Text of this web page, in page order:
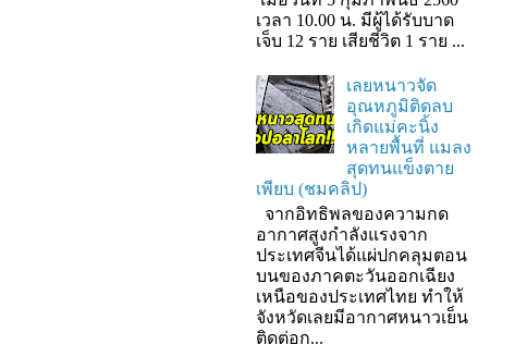
เวลา 10.00 น. มีผู้ได้รับบาด
เจ็บ 12 ราย เสียชีวิต 1 ราย ...
เลยหนาวจัด
อุณหภูมิติดลบ
เกิดแม่คะนิ้ง
หลายพื้นที่ แมลง
สุดทนแข็งตาย
เพียบ (ชมคลิป)
จากอิทธิพลของความกด
อากาศสูงกำลังแรงจาก
ประเทศจีนได้แผ่ปกคลุมตอน
บนของภาคตะวันออกเฉียง
เหนือของประเทศไทย ทำให้
จังหวัดเลยมีอากาศหนาวเย็น
ติดต่อก...